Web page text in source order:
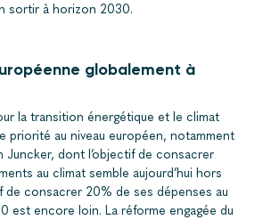
sortir à horizon 2030.
globalement à
la transition énergétique et le climat
priorité au niveau européen, notamment
Juncker, dont l’objectif de consacrer
au climat semble aujourd’hui hors
de consacrer 20% de ses dépenses au
est encore loin. La réforme engagée du